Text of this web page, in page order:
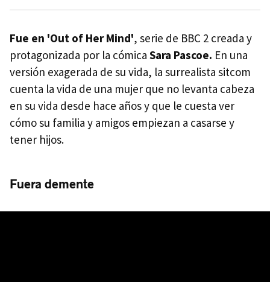
Fue en 'Out of Her Mind', serie de BBC 2 creada y
protagonizada por la cómica Sara Pascoe. En una
versión exagerada de su vida, la surrealista sitcom
cuenta la vida de una mujer que no levanta cabeza
en su vida desde hace años y que le cuesta ver
cómo su familia y amigos empiezan a casarse y
tener hijos.
Fuera demente